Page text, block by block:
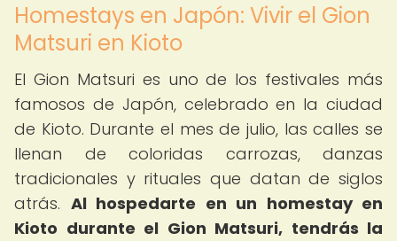
Homestays en Japón: Vivir el Gion
Matsuri en Kioto
El Gion Matsuri es uno de los festivales más
famosos de Japón, celebrado en la ciudad
de Kioto. Durante el mes de julio, las calles se
llenan de coloridas carrozas, danzas
tradicionales y rituales que datan de siglos
atrás. Al hospedarte en un homestay en
Kioto durante el Gion Matsuri, tendrás la